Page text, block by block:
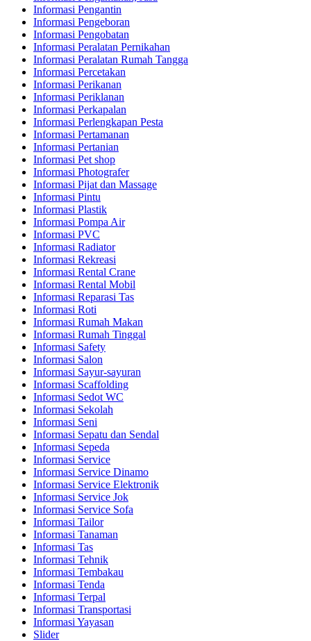
Informasi Pengantin
Informasi Pengeboran
Informasi Pengobatan
Informasi Peralatan Pernikahan
Informasi Peralatan Rumah Tangga
Informasi Percetakan
Informasi Perikanan
Informasi Periklanan
Informasi Perkapalan
Informasi Perlengkapan Pesta
Informasi Pertamanan
Informasi Pertanian
Informasi Pet shop
Informasi Photografer
Informasi Pijat dan Massage
Informasi Pintu
Informasi Plastik
Informasi Pompa Air
Informasi PVC
Informasi Radiator
Informasi Rekreasi
Informasi Rental Crane
Informasi Rental Mobil
Informasi Reparasi Tas
Informasi Roti
Informasi Rumah Makan
Informasi Rumah Tinggal
Informasi Safety
Informasi Salon
Informasi Sayur-sayuran
Informasi Scaffolding
Informasi Sedot WC
Informasi Sekolah
Informasi Seni
Informasi Sepatu dan Sendal
Informasi Sepeda
Informasi Service
Informasi Service Dinamo
Informasi Service Elektronik
Informasi Service Jok
Informasi Service Sofa
Informasi Tailor
Informasi Tanaman
Informasi Tas
Informasi Tehnik
Informasi Tembakau
Informasi Tenda
Informasi Terpal
Informasi Transportasi
Informasi Yayasan
Slider